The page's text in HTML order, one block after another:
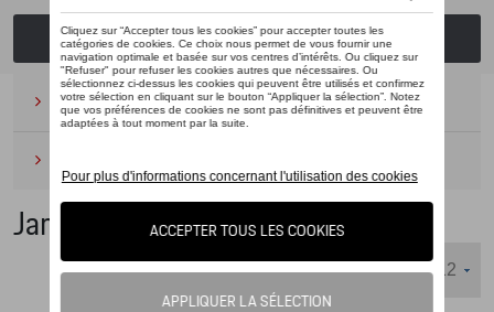
Choisissez un modèle
Camping(2)
Jantes alu
Nombre d'éléments affichés :